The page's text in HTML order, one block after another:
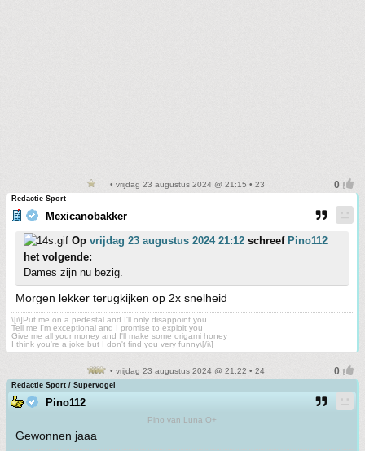
• vrijdag 23 augustus 2024 @ 21:15 • 23
Redactie Sport
Mexicanobakker
Op vrijdag 23 augustus 2024 21:12 schreef Pino112
het volgende:
Dames zijn nu bezig.
Morgen lekker terugkijken op 2x snelheid
\[i\]Put me on a pedestal and I'll only disappoint you
Tell me I'm exceptional and I promise to exploit you
Give me all your money and I'll make some origami honey
I think you're a joke but I don't find you very funny\[/i\]
• vrijdag 23 augustus 2024 @ 21:22 • 24
Redactie Sport / Supervogel
Pino112
Pino van Luna O+
Gewonnen jaaa